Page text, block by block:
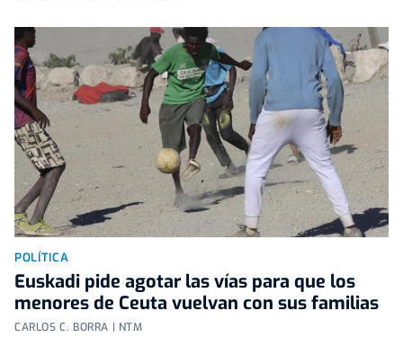
POLÍTICA
Euskadi pide agotar las vías para que los
menores de Ceuta vuelvan con sus familias
CARLOS C. BORRA | NTM